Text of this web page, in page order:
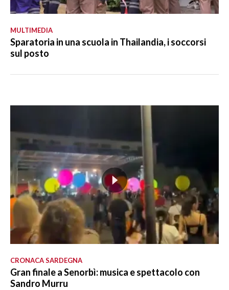
MULTIMEDIA
Sparatoria in una scuola in Thailandia, i soccorsi
sul posto
CRONACA SARDEGNA
Gran finale a Senorbì: musica e spettacolo con
Sandro Murru